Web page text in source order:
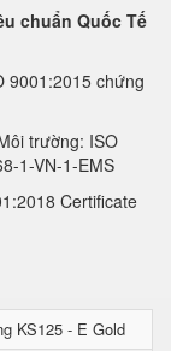
chuẩn Quốc Tế
9001:2015 chứng
trường: ISO
1-VN-1-EMS
Certificate
KS125 - E Gold